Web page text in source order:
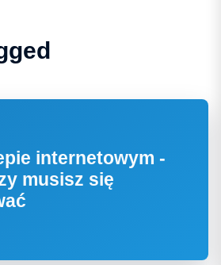
internetowym -
musisz się